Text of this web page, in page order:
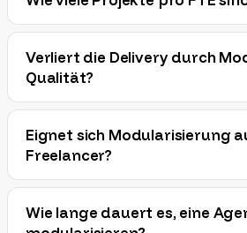
Verliert die Delivery durch
Qualität?
Eignet sich Modularisierung
Freelancer?
Wie lange dauert es, eine